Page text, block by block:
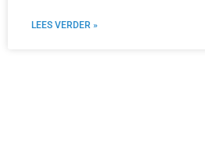
LEES VERDER »